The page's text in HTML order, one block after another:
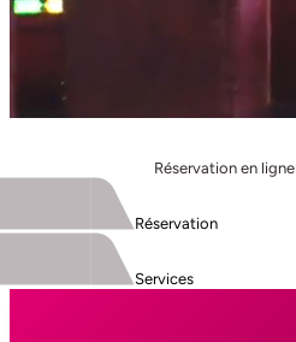
Réservation en ligne
Réservation
Services